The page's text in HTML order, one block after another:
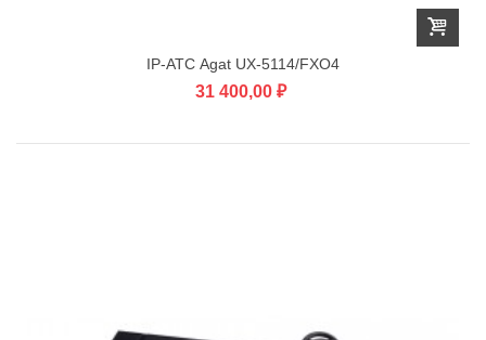
IP-АТС Agat UX-5114/FXO4
31 400,00 ₽